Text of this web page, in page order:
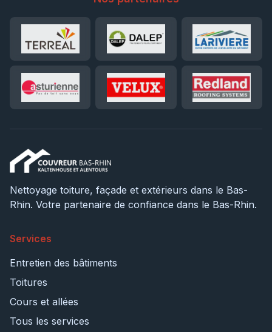
Nettoyage toiture, façade et extérieurs dans le Bas-
Rhin. Votre partenaire de confiance dans le Bas-Rhin.
Services
Entretien des bâtiments
Toitures
Cours et allées
Tous les services